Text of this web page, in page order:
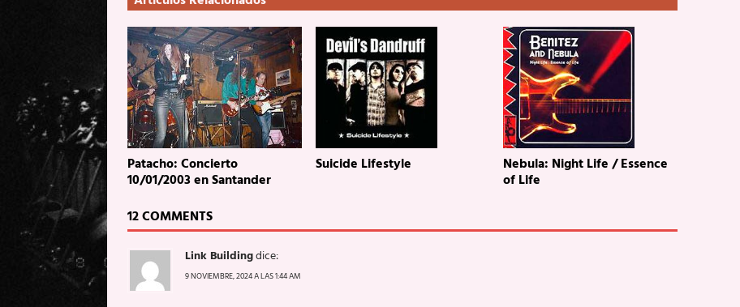
Patacho: Concierto
10/01/2003 en Santander
Suicide Lifestyle Nebula: Night Life / Essence
of Life
12 COMMENTS
Link Buildingdice:
9 NOVIEMBRE, 2024 A LAS 1:44 AM